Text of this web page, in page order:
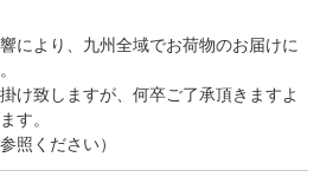
により、九州全域でお荷物のお届けに
け致しますが、何卒ご了承頂きますよ
す。
照ください）